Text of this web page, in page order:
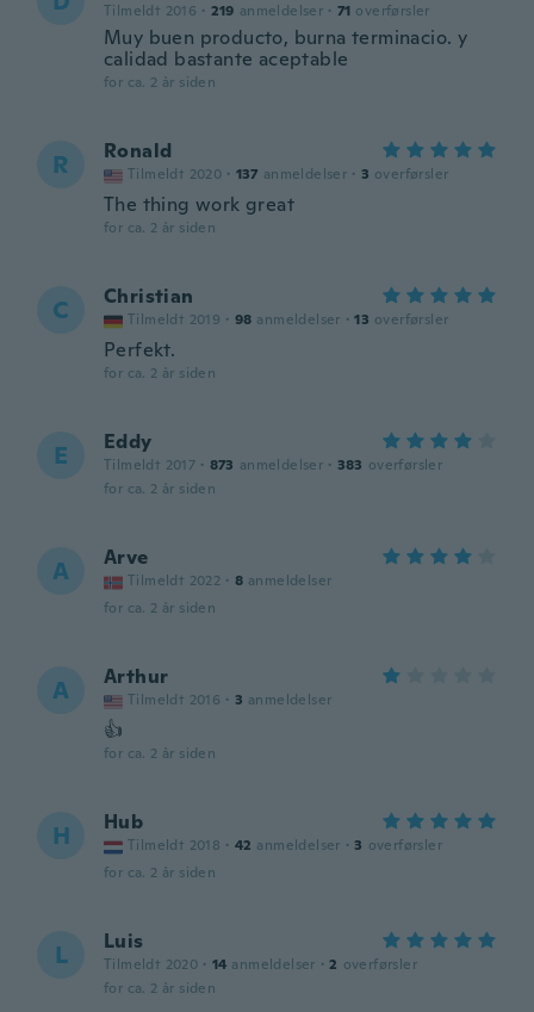
Tilmeldt 2016 · 219 anmeldelser · 71 overførsler
Muy buen producto, burna terminacio. y
calidad bastante aceptable
for ca. 2 år siden
R Ronald
Tilmeldt 2020 · 137 anmeldelser · 3 overførsler
The thing work great
for ca. 2 år siden
C Christian
Tilmeldt 2019 · 98 anmeldelser · 13 overførsler
Perfekt.
for ca. 2 år siden
E Eddy
Tilmeldt 2017 · 873 anmeldelser · 383 overførsler
for ca. 2 år siden
A Arve
Tilmeldt 2022 · 8 anmeldelser
for ca. 2 år siden
A Arthur
Tilmeldt 2016 · 3 anmeldelser
👍
for ca. 2 år siden
H Hub
Tilmeldt 2018 · 42 anmeldelser · 3 overførsler
for ca. 2 år siden
L Luis
Tilmeldt 2020 · 14 anmeldelser · 2 overførsler
for ca. 2 år siden